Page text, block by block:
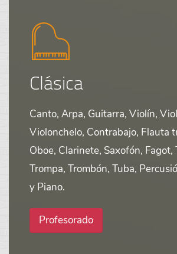
Clásica
Canto, Arpa, Guitarra, Violín,
Violonchelo, Contrabajo, Flauta
Oboe, Clarinete, Saxofón, Fagot,
Trompa, Trombón, Tuba,
y Piano.
Profesorado